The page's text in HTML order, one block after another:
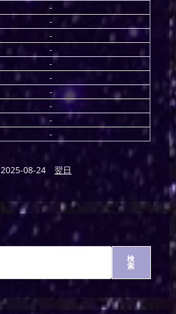
-
-
-
-
-
-
-
-
-
-
2025-08-24 翌日
検
索